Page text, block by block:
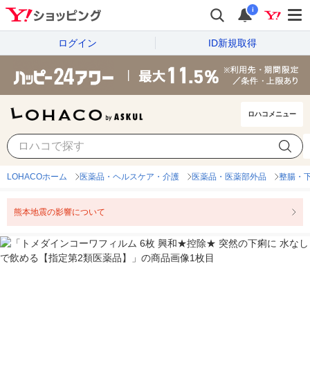
i
ログイン ID新規取得
ロハコメニュー
LOHACOホーム 医薬品・ヘルスケア・介護 医薬品・医薬部外品 整腸・
熊本地震の影響について